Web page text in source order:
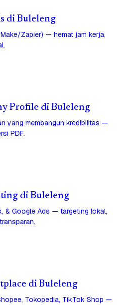
di Buleleng
Zapier) — hemat jam kerja,
Profile di Buleleng
yang membangun kredibilitas —
PDF.
di Buleleng
& Google Ads — targeting lokal,
di Buleleng
Tokopedia, TikTok Shop —